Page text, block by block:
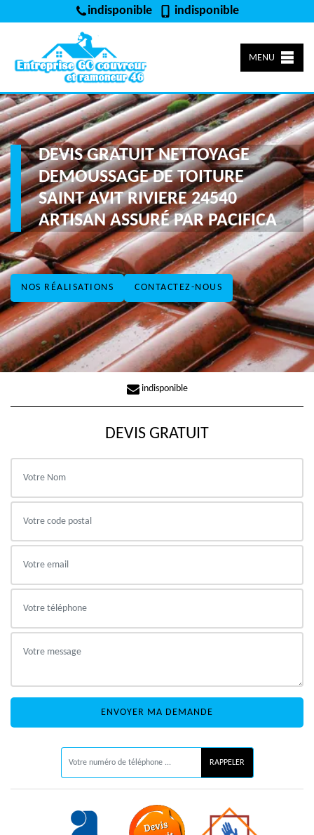
indisponible indisponible
MENU
NOS RÉALISATIONS CONTACTEZ-NOUS
DEVIS GRATUIT NETTOYAGE
DEMOUSSAGE DE TOITURE
SAINT AVIT RIVIERE 24540
ARTISAN ASSURÉ PAR PACIFICA
indisponible
DEVIS GRATUIT